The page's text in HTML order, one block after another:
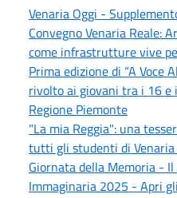
Venaria Oggi -
Convegno Venaria Reale:
come infrastrutture vive
Prima edizione di “A Voce
rivolto ai giovani tra i 16
Regione Piemonte
"La mia Reggia": una
tutti gli studenti di Venaria
Giornata della Memoria -
Immaginaria 2025 - Apri